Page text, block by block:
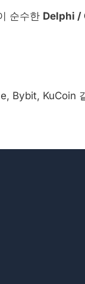
순수한 Delphi /
Bybit, KuCoin